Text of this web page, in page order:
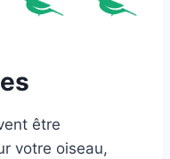
être
votre oiseau,